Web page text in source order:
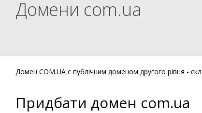
Домени com.ua
Домен COM.UA є публічним доменом другого рівня -
Придбати домен com.ua